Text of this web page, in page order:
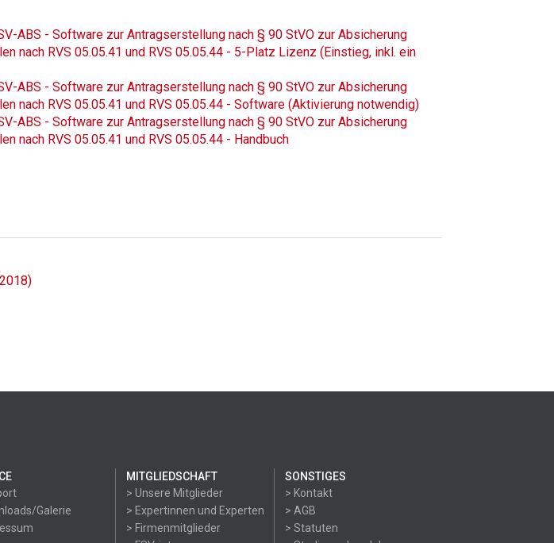
ABS - Software zur Antragserstellung nach § 90 StVO zur Absicherung
nach RVS 05.05.41 und RVS 05.05.44 - 5-Platz Lizenz (Einstieg, inkl. ein
ABS - Software zur Antragserstellung nach § 90 StVO zur Absicherung
nach RVS 05.05.41 und RVS 05.05.44 - Software (Aktivierung notwendig)
ABS - Software zur Antragserstellung nach § 90 StVO zur Absicherung
nach RVS 05.05.41 und RVS 05.05.44 - Handbuch
Galerie
MITGLIEDSCHAFT
> Unsere Mitglieder
> Expertinnen und Experten
> Firmenmitglieder
SONSTIGES
> Kontakt
> AGB
> Statuten